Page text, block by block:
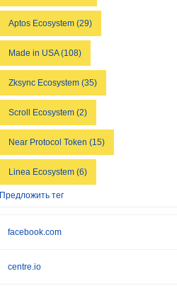
Aptos Ecosystem (29)
Made in USA (108)
Zksync Ecosystem (35)
Scroll Ecosystem (2)
Near Protocol Token (15)
Linea Ecosystem (6)
Предложить тег
facebook.com
centre.io